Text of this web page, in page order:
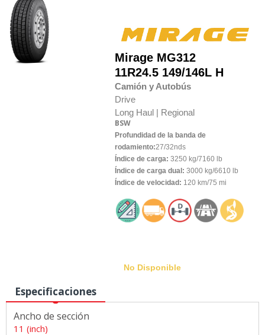
Mirage MG312
11R24.5 149/146L H
Camión y Autobús
Drive
Long Haul |
Regional
BSW
Profundidad de la banda de
rodamiento:27/32nds
Índice de carga: 3250 kg/7160 lb
Índice de carga dual: 3000 kg/6610 lb
Índice de velocidad: 120 km/75 mi
No Disponible
Especificaciones
Ancho de sección
11 (inch)